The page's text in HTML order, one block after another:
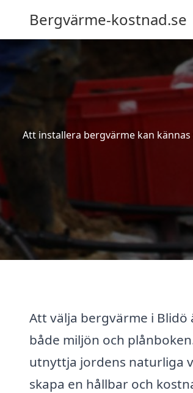
Bergvärme-kostnad.se
Att installera bergvärme kan
Att välja bergvärme i
både miljön och
utnyttja jordens naturliga
skapa en hållbar och